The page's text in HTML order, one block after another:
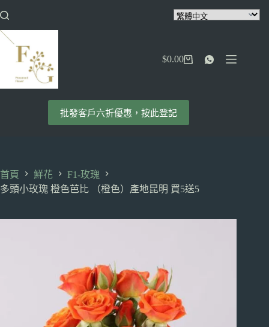
至
主
$0.00
批發客戶六折優惠，按此登記
首頁 鮮花
F1-玫瑰
多頭小玫瑰 橙色芭比 （橙色）產地昆明 買5送5